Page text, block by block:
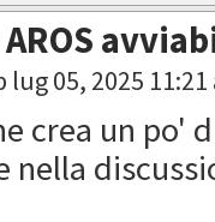
lug 05, 2025
crea un po'
nella